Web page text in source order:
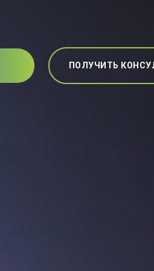
ПОЛУЧИТЬ